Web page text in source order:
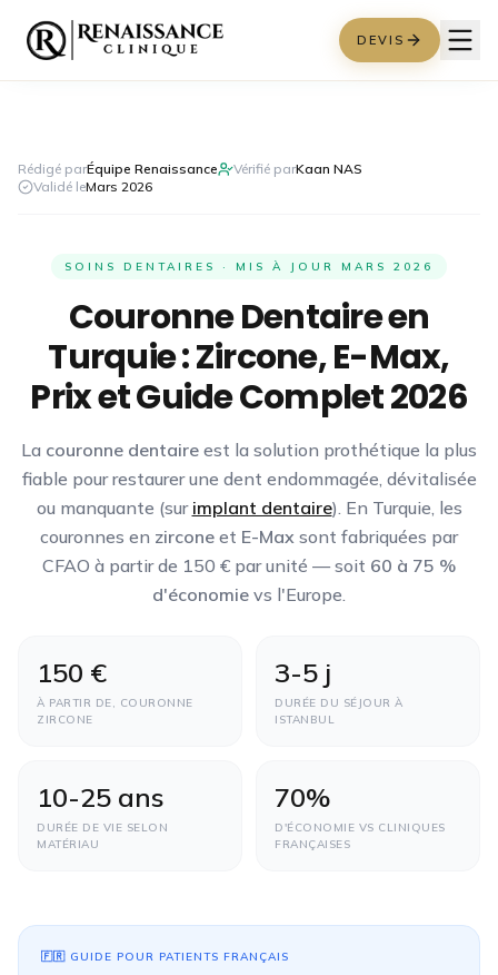
DEVIS
Rédigé parÉquipe Renaissance Vérifié parKaan NAS
Validé leMars 2026
SOINS DENTAIRES · MIS À JOUR MARS 2026
Couronne Dentaire en
Turquie : Zircone, E-Max,
Prix et Guide Complet 2026
La couronne dentaire est la solution prothétique la plus
fiable pour restaurer une dent endommagée, dévitalisée
ou manquante (sur implant dentaire). En Turquie, les
couronnes en zircone et E-Max sont fabriquées par
CFAO à partir de 150 € par unité — soit 60 à 75 %
d'économie vs l'Europe.
150 €
À PARTIR DE, COURONNE
ZIRCONE
3-5 j
DURÉE DU SÉJOUR À
ISTANBUL
10-25 ans
DURÉE DE VIE SELON
MATÉRIAU
70%
D'ÉCONOMIE VS CLINIQUES
FRANÇAISES
🇫🇷 GUIDE POUR PATIENTS FRANÇAIS